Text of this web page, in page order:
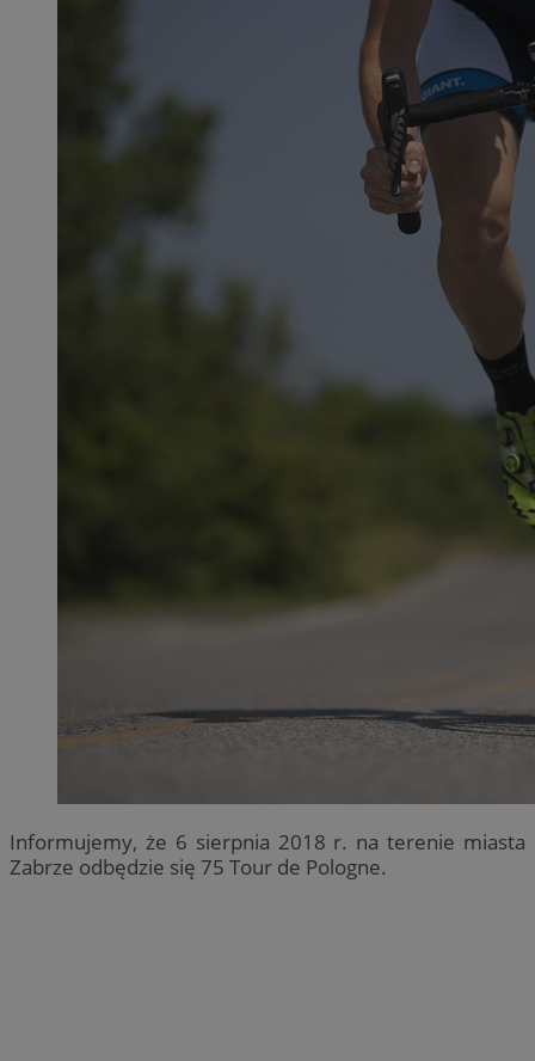
Informujemy, że 6 sierpnia 2018 r. na terenie miasta
Zabrze odbędzie się 75 Tour de Pologne.